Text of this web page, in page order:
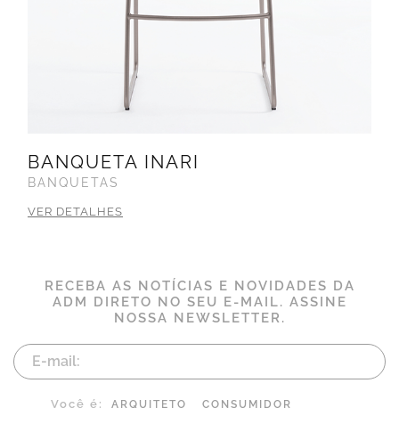
BANQUETA INARI
BANQUETAS
VER DETALHES
RECEBA AS NOTÍCIAS E NOVIDADES DA
ADM DIRETO NO SEU E-MAIL. ASSINE
NOSSA NEWSLETTER.
Você é: ARQUITETO CONSUMIDOR